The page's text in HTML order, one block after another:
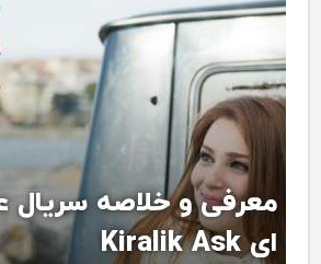
معرفی و خلاصه سریال
ای Kiralik Ask